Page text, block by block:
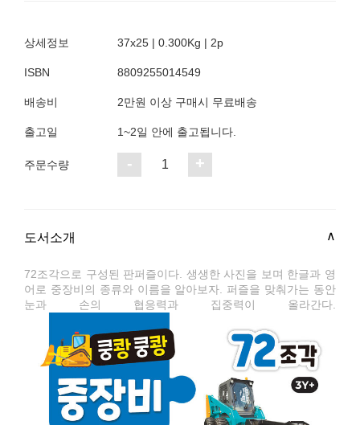
상세정보 37x25 | 0.300Kg | 2p
ISBN 8809255014549
배송비 2만원 이상 구매시 무료배송
출고일 1~2일 안에 출고됩니다.
주문수량 - 1 +
도서소개
72조각으로 구성된 판퍼즐이다. 생생한 사진을 보며 한글과 영
어로 중장비의 종류와 이름을 알아보자. 퍼즐을 맞춰가는 동안
눈과 손의 협응력과 집중력이 올라간다.